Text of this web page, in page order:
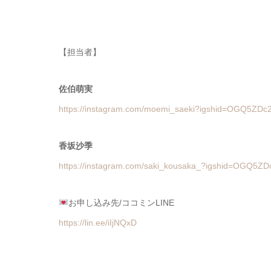
【担当者】
佐伯萌実
https://instagram.com/
香坂沙季
https://instagram.com/
お申し込み先/ココミンLINE
https://lin.ee/iIjNQxD